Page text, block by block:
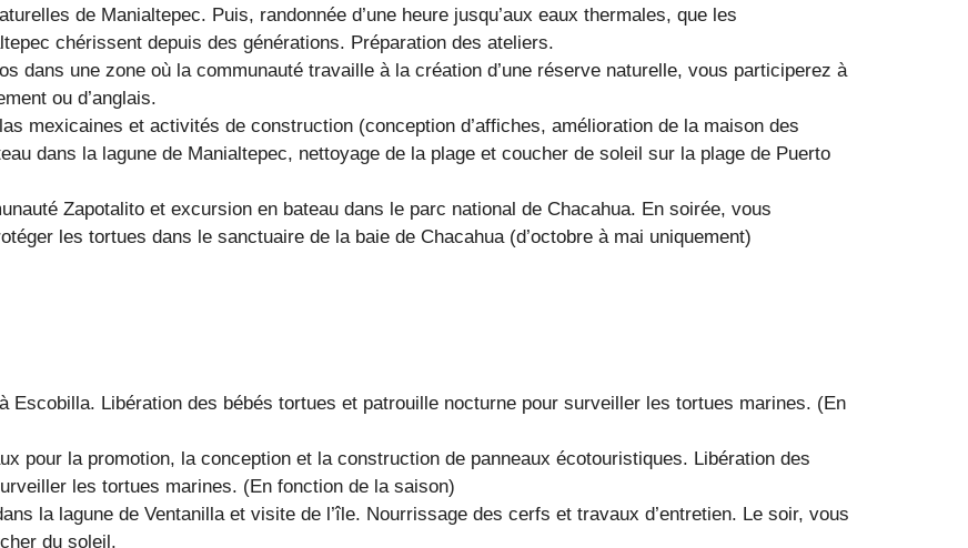
de Manialtepec. Puis, randonnée d’une heure jusqu’aux eaux thermales, que les
chérissent depuis des générations. Préparation des ateliers.
dans une zone où la communauté travaille à la création d’une réserve naturelle, vous participerez à
ou d’anglais.
mexicaines et activités de construction (conception d’affiches, amélioration de la maison des
dans la lagune de Manialtepec, nettoyage de la plage et coucher de soleil sur la plage de Puerto
Zapotalito et excursion en bateau dans le parc national de Chacahua. En soirée, vous
les tortues dans le sanctuaire de la baie de Chacahua (d’octobre à mai uniquement)
Escobilla. Libération des bébés tortues et patrouille nocturne pour surveiller les tortues marines. (En
pour la promotion, la conception et la construction de panneaux écotouristiques. Libération des
les tortues marines. (En fonction de la saison)
la lagune de Ventanilla et visite de l’île. Nourrissage des cerfs et travaux d’entretien. Le soir, vous
du soleil.